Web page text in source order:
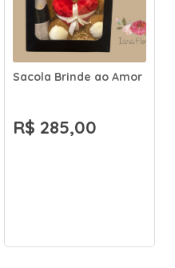
Sacola Brinde ao Amor
R$ 285,00